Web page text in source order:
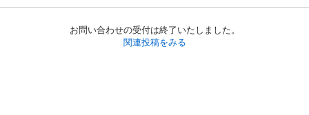
お問い合わせの受付は終了いたしました。
関連投稿をみる